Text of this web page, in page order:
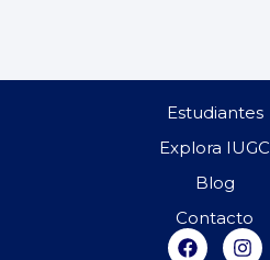
Estudiantes
Explora IUGC
Blog
Contacto